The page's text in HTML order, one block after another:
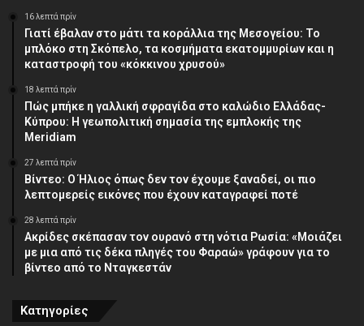
16 λεπτά πρίν
Γιατί έβαλαν στο μάτι τα κοράλλια της Μεσογείου: Το
μπλόκο στη Σκόπελο, τα κοσμήματα εκατομμυρίων και η
καταστροφή του «κόκκινου χρυσού»
18 λεπτά πρίν
Πώς μπήκε η γαλλική σφραγίδα στο καλώδιο Ελλάδας-
Κύπρου: Η γεωπολιτική σημασία της εμπλοκής της
Meridiam
27 λεπτά πρίν
Βίντεο: Ο Ήλιος όπως δεν τον έχουμε ξαναδεί, οι πιο
λεπτομερείς εικόνες που έχουν καταγραφεί ποτέ
28 λεπτά πρίν
Ακρίδες σκέπασαν τον ουρανό στη νότια Ρωσία: «Μοιάζει
με μια από τις δέκα πληγές του Φαραώ» γράφουν για το
βίντεο από το Νταγκεστάν
Κατηγορίες